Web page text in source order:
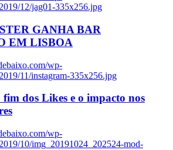
12/jag01-335x256.jpg
GANHA BAR
EM LISBOA
wp-
11/instagram-335x256.jpg
dos Likes e o impacto nos
wp-
10/img_20191024_202524-mod-